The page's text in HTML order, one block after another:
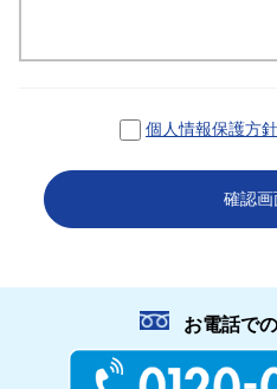
個人情報保護方針
確認画
お電話で